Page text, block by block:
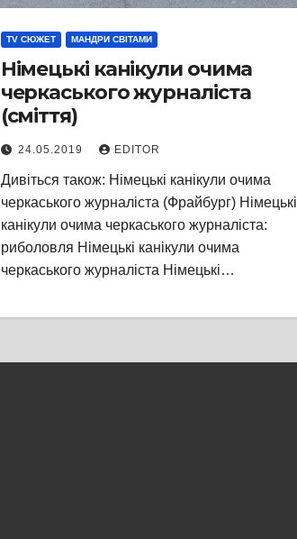
TV СЮЖЕТ МАНДРИ СВІТАМИ
Німецькі канікули очима
черкаського журналіста
(сміття)
24.05.2019 EDITOR
Дивіться також: Німецькі канікули очима
черкаського журналіста (Фрайбург) Німецькі
канікули очима черкаського журналіста:
риболовля Німецькі канікули очима
черкаського журналіста Німецькі…